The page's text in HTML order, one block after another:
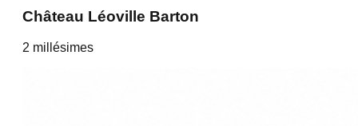
Château Léoville Barton
2 millésimes